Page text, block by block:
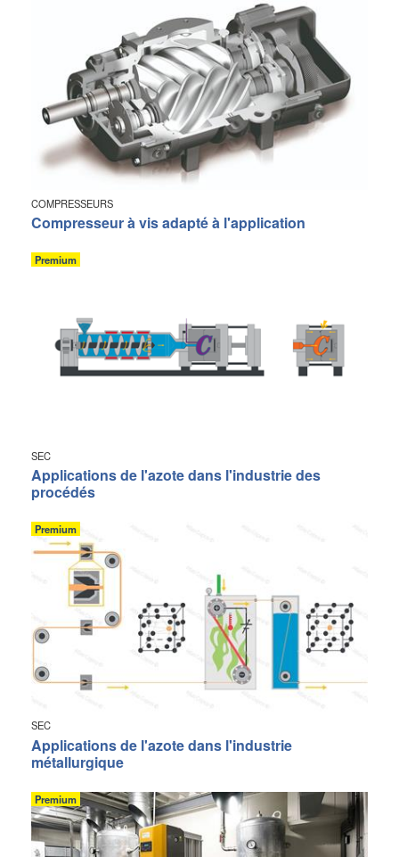
COMPRESSEURS
Compresseur à vis adapté à l'application
Premium
SEC
Applications de l'azote dans l'industrie des
procédés
Premium
SEC
Applications de l'azote dans l'industrie
métallurgique
Premium